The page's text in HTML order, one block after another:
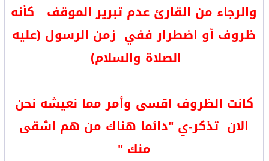
والرجاء من القارئ عدم تبرير الموقف كأنه
ظروف أو اضطرار ففي زمن الرسول (عليه
الصلاة والسلام)
كانت الظروف اقسى وأمر مما نعيشه نحن
الان تذكر-ي "دائما هناك من هم اشقى
منك "